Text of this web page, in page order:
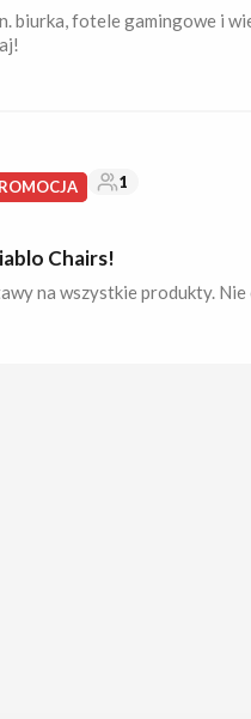
biurka, fotele gamingowe i
1
Chairs!
na wszystkie produkty. Nie